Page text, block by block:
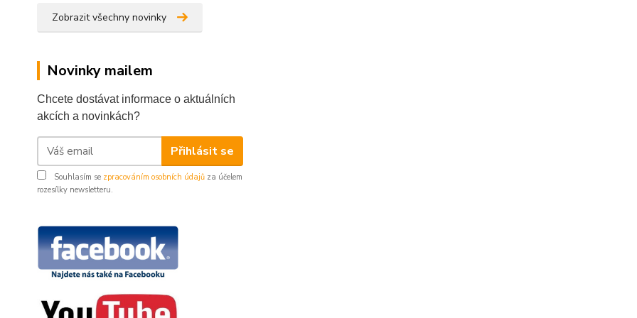
Zobrazit všechny novinky
Novinky mailem
Chcete dostávat informace o aktuálních
akcích a novinkách?
Přihlásit se
Souhlasím se zpracováním osobních údajů za účelem
rozesílky newsletteru.